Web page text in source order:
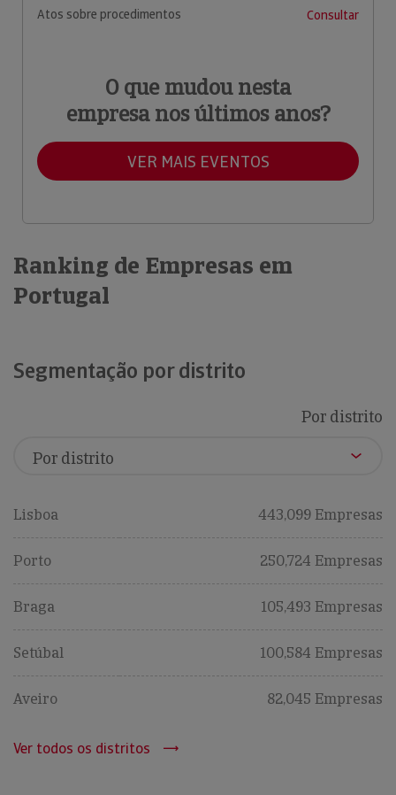
Atos sobre procedimentos
Consultar
O que mudou nesta
empresa nos últimos anos?
VER MAIS EVENTOS
Ranking de Empresas em
Portugal
Segmentação por distrito
Por distrito
Lisboa 443,099 Empresas
Porto 250,724 Empresas
Braga 105,493 Empresas
Setúbal 100,584 Empresas
Aveiro 82,045 Empresas
Ver todos os distritos